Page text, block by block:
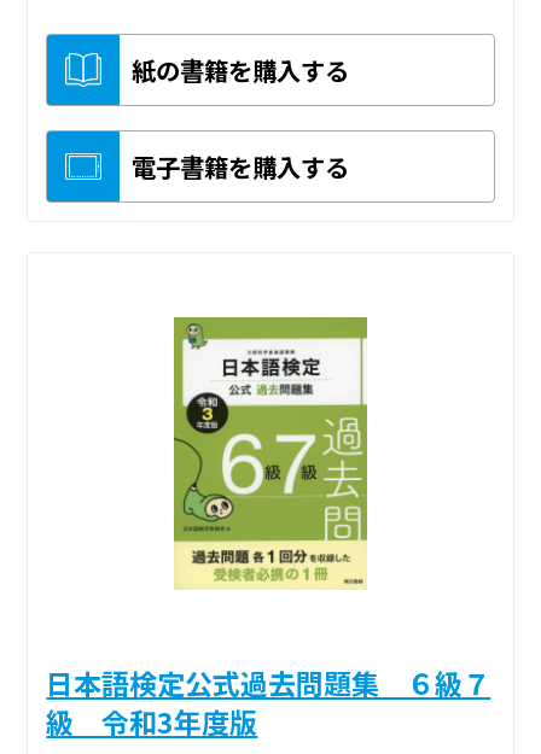
紙の書籍を購入する
電子書籍を購入する
日本語検定公式過去問題集 ６級７
級 令和3年度版